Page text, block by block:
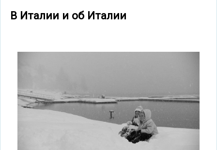
В Италии и об Италии